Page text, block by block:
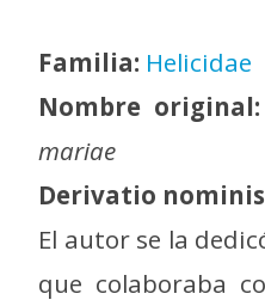
Familia: Helicidae
Nombre original:
mariae
Derivatio nominis
El autor se la
que colaboraba